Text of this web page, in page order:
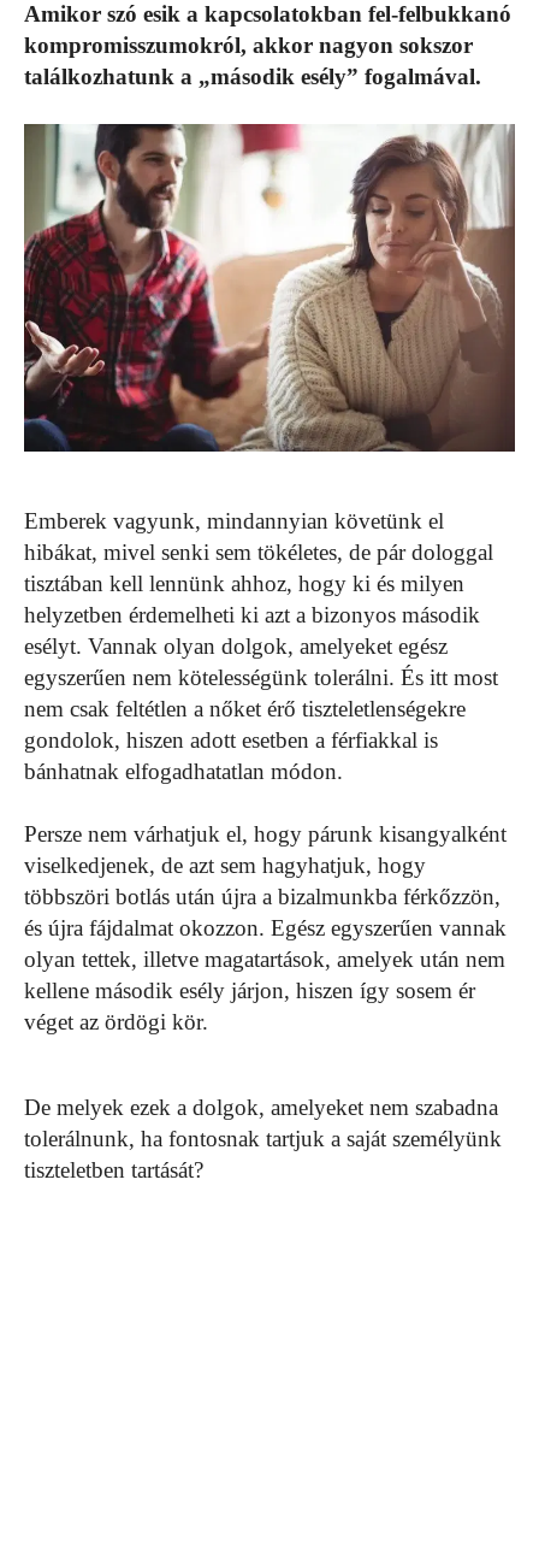
Amikor szó esik a kapcsolatokban fel-felbukkanó
kompromisszumokról, akkor nagyon sokszor
találkozhatunk a „második esély” fogalmával.
Emberek vagyunk, mindannyian követünk el
hibákat, mivel senki sem tökéletes, de pár dologgal
tisztában kell lennünk ahhoz, hogy ki és milyen
helyzetben érdemelheti ki azt a bizonyos második
esélyt. Vannak olyan dolgok, amelyeket egész
egyszerűen nem kötelességünk tolerálni. És itt most
nem csak feltétlen a nőket érő tiszteletlenségekre
gondolok, hiszen adott esetben a férfiakkal is
bánhatnak elfogadhatatlan módon.
Persze nem várhatjuk el, hogy párunk kisangyalként
viselkedjenek, de azt sem hagyhatjuk, hogy
többszöri botlás után újra a bizalmunkba férkőzzön,
és újra fájdalmat okozzon. Egész egyszerűen vannak
olyan tettek, illetve magatartások, amelyek után nem
kellene második esély járjon, hiszen így sosem ér
véget az ördögi kör.
De melyek ezek a dolgok, amelyeket nem szabadna
tolerálnunk, ha fontosnak tartjuk a saját személyünk
tiszteletben tartását?